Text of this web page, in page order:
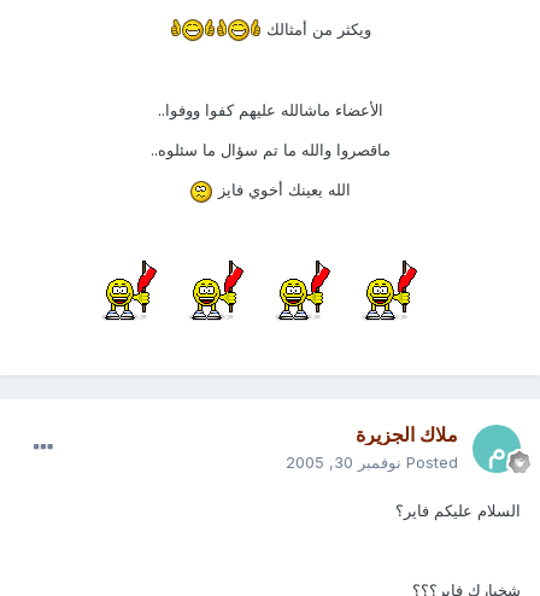
ويكثر من أمثالك
الأعضاء ماشالله عليهم كفوا ووفوا..
ماقصروا والله ما تم سؤال ما سئلوه..
الله يعينك أخوي فايز
ملاك الجزيرة
Posted نوفمبر 30, 2005
السلام عليكم فاير؟
شخبارك فاير؟؟؟